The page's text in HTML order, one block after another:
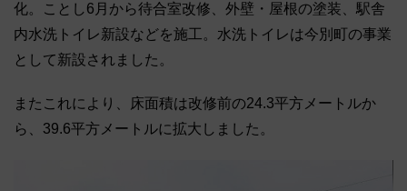
化。ことし6月から待合室改修、外壁・屋根の塗装、駅舎
内水洗トイレ新設などを施工。水洗トイレは今別町の事業
として新設されました。
またこれにより、床面積は改修前の24.3平方メートルか
ら、39.6平方メートルに拡大しました。